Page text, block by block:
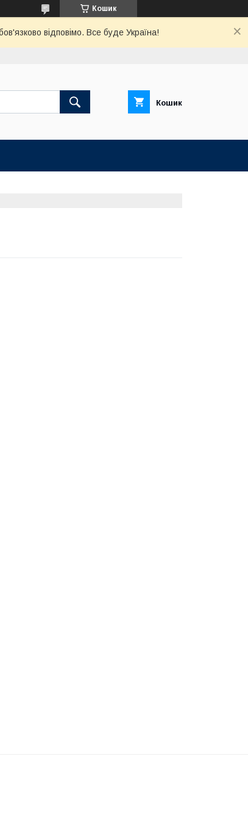
Кошик
відповімо. Все буде Україна!
Кошик